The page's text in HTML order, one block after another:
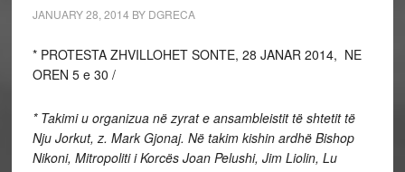
JANUARY 28, 2014 BY DGRECA
* PROTESTA ZHVILLOHET SONTE, 28 JANAR 2014, NE
OREN 5 e 30 /
* Takimi u organizua në zyrat e ansambleistit të shtetit të
Nju Jorkut, z. Mark Gjonaj. Në takim kishin ardhë Bishop
Nikoni, Mitropoliti i Korcës Joan Pelushi, Jim Liolin, Lu